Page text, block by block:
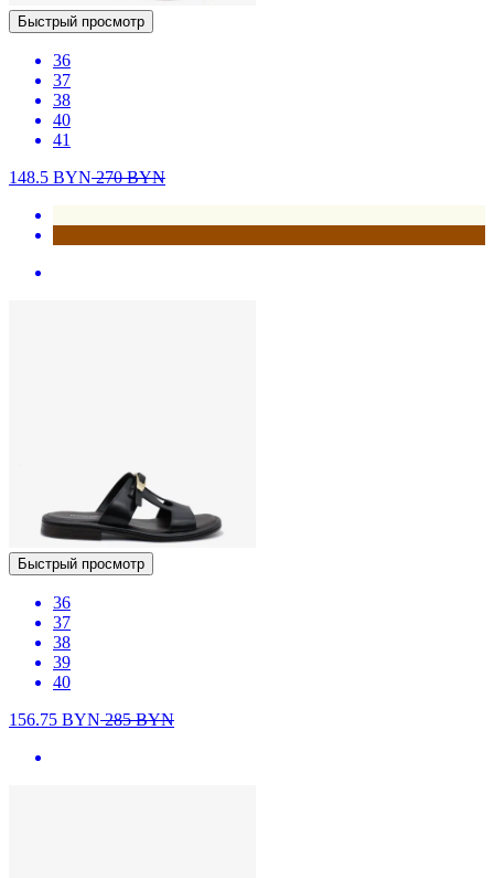
Быстрый просмотр
36
37
38
40
41
148.5 BYN270BYN
Быстрый просмотр
36
37
38
39
40
156.75 BYN285BYN